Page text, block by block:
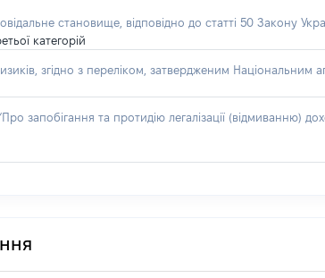
становище, відповідно до статті 50 Закону
категорій
згідно з переліком, затвердженим Національним
запобігання та протидію легалізації